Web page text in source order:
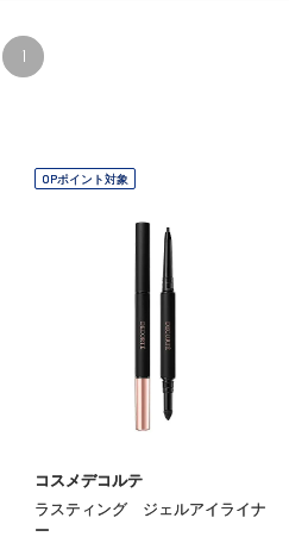
1
OPポイント対象
コスメデコルテ
ラスティング ジェルアイライナ
ー